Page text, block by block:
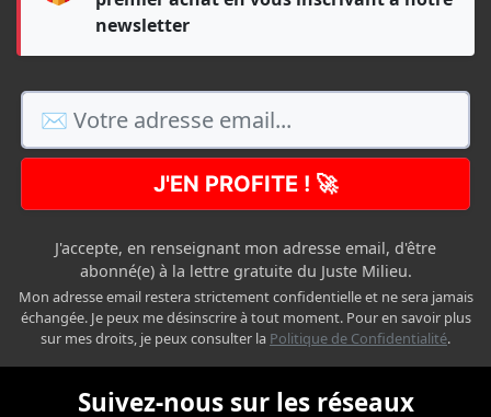
newsletter
J'EN PROFITE ! 🚀
J'accepte, en renseignant mon adresse email, d'être
abonné(e) à la lettre gratuite du Juste Milieu.
Mon adresse email restera strictement confidentielle et ne sera jamais
échangée. Je peux me désinscrire à tout moment. Pour en savoir plus
sur mes droits, je peux consulter la Politique de Confidentialité.
Suivez-nous sur les réseaux